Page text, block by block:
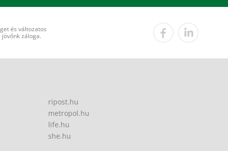
és változatos
záloga.
ripost.hu
metropol.hu
life.hu
she.hu